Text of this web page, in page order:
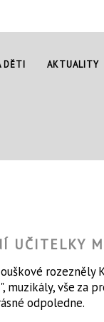
DĚTI AKTUALITY
UČITELKY
muzikály, vše za
odpoledne.